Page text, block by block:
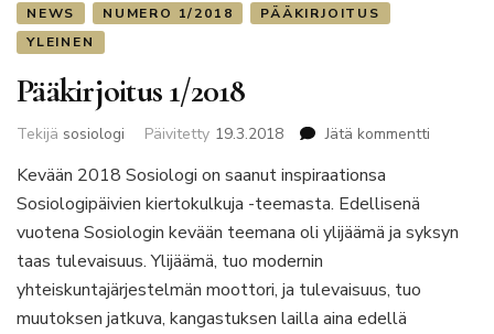
NEWS NUMERO 1/2018
PÄÄKIRJOITUS
YLEINEN
Pääkirjoitus 1/2018
Tekijä sosiologi Päivitetty 19.3.2018 Jätä kommentti
Kevään 2018 Sosiologi on saanut inspiraationsa
Sosiologipäivien kiertokulkuja -teemasta. Edellisenä
vuotena Sosiologin kevään teemana oli ylijäämä ja syksyn
taas tulevaisuus. Ylijäämä, tuo modernin
yhteiskuntajärjestelmän moottori, ja tulevaisuus, tuo
muutoksen jatkuva, kangastuksen lailla aina edellä